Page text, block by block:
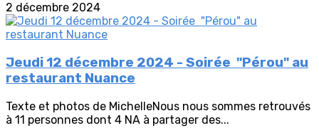
2 décembre 2024
Jeudi 12 décembre 2024 - Soirée "Pérou" au
restaurant Nuance
Texte et photos de MichelleNous nous sommes retrouvés
à 11 personnes dont 4 NA à partager des...